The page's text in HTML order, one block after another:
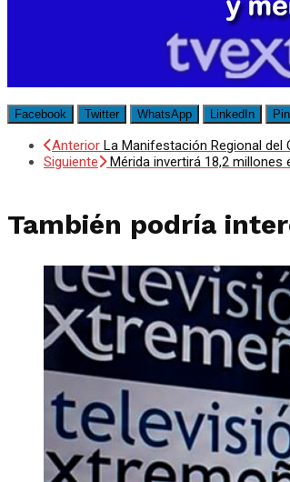
Facebook Twitter WhatsApp LinkedIn
Anterior La Manifestación Regional del
Siguiente
Mérida invertirá 18,2
También podría